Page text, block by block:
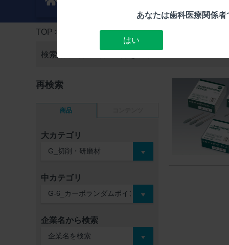
あなたは歯科医療関係者
はい
TOP > 検索結果一覧
検索結果1件中
再検索
商品
大カテゴリ
中カテゴリ
企業名から検索